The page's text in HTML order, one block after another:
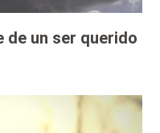
de un ser querido